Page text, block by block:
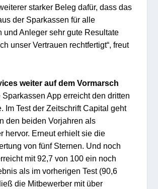
starker Beleg dafür, dassdas
der Sparkassenfür alle
und Anleger sehr gute Resultate
unser Vertrauen rechtfertigt“,freut
ces weiter auf dem Vormarsch
Sparkassen Apperreichtdendritten
Im Test der Zeitschrift Capital geht
den beiden Vorjahren als
hervor. Erneut erhielt sie die
von fünf Sternen. Und noch
mit 92,7 von 100 ein noch
als im vorherigen Test(90,6
die Mitbewerber mit über